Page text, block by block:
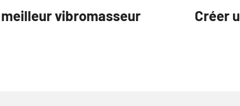
vibromasseur
Créer